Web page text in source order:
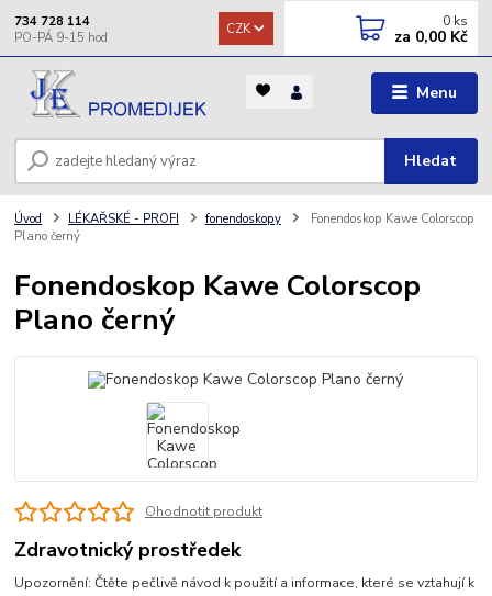
Menu
CZK
Hledat
734 728 114 0 ks
za 0,00 Kč
Úvod LÉKAŘSKÉ - PROFI fonendoskopy
Fonendoskop Kawe Colorscop
Plano černý
Fonendoskop Kawe Colorscop
Plano černý
Ohodnotit produkt
Zdravotnický prostředek
Upozornění: Čtěte pečlivě návod k použití a informace, které se vztahují k